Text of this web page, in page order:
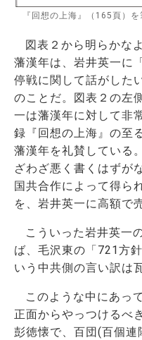
『回想の上海』（165頁）
図表２から明らかな
藩漢年は、岩井英一に
停戦に関して話がした
のことだ。図表２の左
一は藩漢年に対して非
録『回想の上海』の至
藩漢年を礼賛している
ざわざ悪く書くはずが
国共合作によって得ら
を、岩井英一に高額で
こういった岩井英一
ば、毛沢東の「721方
いう中共側の言い訳は
このような中にあっ
正面からやっつけるべ
彭徳懐で、百団(百個